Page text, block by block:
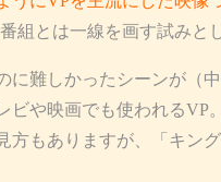
組とは一線を画す試みと
難しかったシーンが（
ビや映画でも使われる
方もありますが、「キン